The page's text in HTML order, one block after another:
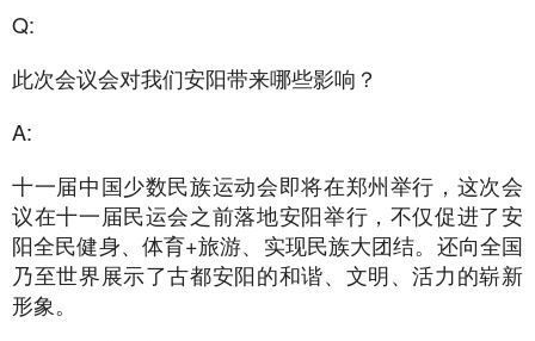
Q:
此次会议会对我们安阳带来哪些影响？
A:
十一届中国少数民族运动会即将在郑州举行，这次会
议在十一届民运会之前落地安阳举行，不仅促进了安
阳全民健身、体育+旅游、实现民族大团结。还向全国
乃至世界展示了古都安阳的和谐、文明、活力的崭新
形象。